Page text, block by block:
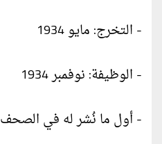
- التخرج: مايو 1934
- الوظيفة: نوفمبر 1934
- أول ما نُشر له في الصحف: